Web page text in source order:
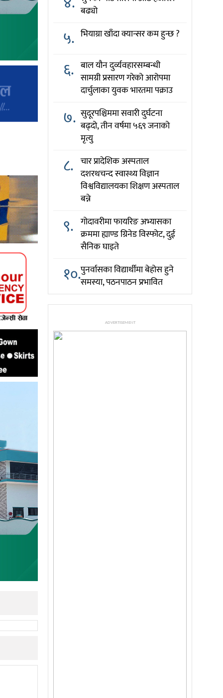
बढ्यो
५. भियाग्रा खाँदा क्यान्सर कम हुन्छ ?
६. बाल यौन दुर्व्यवहारसम्बन्धी
सामग्री प्रसारण गरेको आरोपमा
दार्चुलाका युवक भारतमा पक्राउ
७. सुदूरपश्चिममा सवारी दुर्घटना
बढ्दो, तीन वर्षमा ५६९ जनाको
मृत्यु
८. चार प्रादेशिक अस्पताल
दशरथचन्द स्वास्थ्य विज्ञान
विश्वविद्यालयका शिक्षण अस्पताल
बन्ने
९. गोदावरीमा फायरिङ अभ्यासका
क्रममा ह्याण्ड ग्रिनेड विस्फोट, दुई
सैनिक घाइते
१०.पुनर्वासका विद्यार्थीमा बेहोस हुने
समस्या, पठनपाठन प्रभावित
ADVERTISEMENT